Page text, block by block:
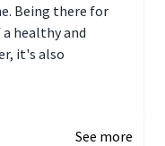
Being there for
healthy and
it's also
See more